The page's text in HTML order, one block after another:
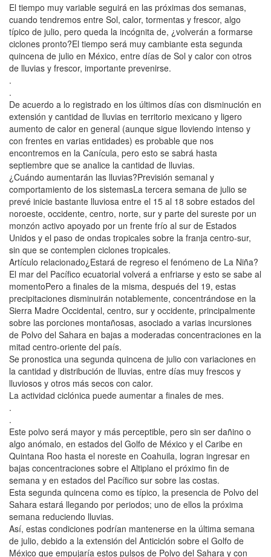
El tiempo muy variable seguirá en las próximas dos semanas,
cuando tendremos entre Sol, calor, tormentas y frescor, algo
típico de julio, pero queda la incógnita de, ¿volverán a formarse
ciclones pronto?El tiempo será muy cambiante esta segunda
quincena de julio en México, entre días de Sol y calor con otros
de lluvias y frescor, importante prevenirse.
.
.
De acuerdo a lo registrado en los últimos días con disminución en
extensión y cantidad de lluvias en territorio mexicano y ligero
aumento de calor en general (aunque sigue lloviendo intenso y
con frentes en varias entidades) es probable que nos
encontremos en la Canícula, pero esto se sabrá hasta
septiembre que se analice la cantidad de lluvias.
¿Cuándo aumentarán las lluvias?Previsión semanal y
comportamiento de los sistemasLa tercera semana de julio se
prevé inicie bastante lluviosa entre el 15 al 18 sobre estados del
noroeste, occidente, centro, norte, sur y parte del sureste por un
monzón activo apoyado por un frente frío al sur de Estados
Unidos y el paso de ondas tropicales sobre la franja centro-sur,
sin que se contemplen ciclones tropicales.
Artículo relacionado¿Estará de regreso el fenómeno de La Niña?
El mar del Pacífico ecuatorial volverá a enfriarse y esto se sabe al
momentoPero a finales de la misma, después del 19, estas
precipitaciones disminuirán notablemente, concentrándose en la
Sierra Madre Occidental, centro, sur y occidente, principalmente
sobre las porciones montañosas, asociado a varias incursiones
de Polvo del Sahara en bajas a moderadas concentraciones en la
mitad centro-oriente del país.
Se pronostica una segunda quincena de julio con variaciones en
la cantidad y distribución de lluvias, entre días muy frescos y
lluviosos y otros más secos con calor.
La actividad ciclónica puede aumentar a finales de mes.
.
.
Este polvo será mayor y más perceptible, pero sin ser dañino o
algo anómalo, en estados del Golfo de México y el Caribe en
Quintana Roo hasta el noreste en Coahuila, logran ingresar en
bajas concentraciones sobre el Altiplano el próximo fin de
semana y en estados del Pacífico sur sobre las costas.
Esta segunda quincena como es típico, la presencia de Polvo del
Sahara estará llegando por periodos; uno de ellos la próxima
semana reduciendo lluvias.
Así, estas condiciones podrían mantenerse en la última semana
de julio, debido a la extensión del Anticiclón sobre el Golfo de
México que empujaría estos pulsos de Polvo del Sahara y con